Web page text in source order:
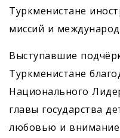
Туркменистане
миссий и
Выступавшие
Туркменистане
Национального
главы государства
любовью и